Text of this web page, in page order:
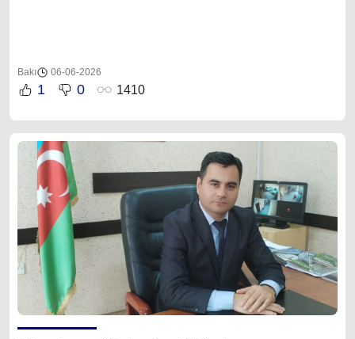
Bakı 06-06-2026
1 0 1410